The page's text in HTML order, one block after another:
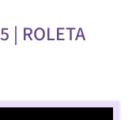
| ROLETA